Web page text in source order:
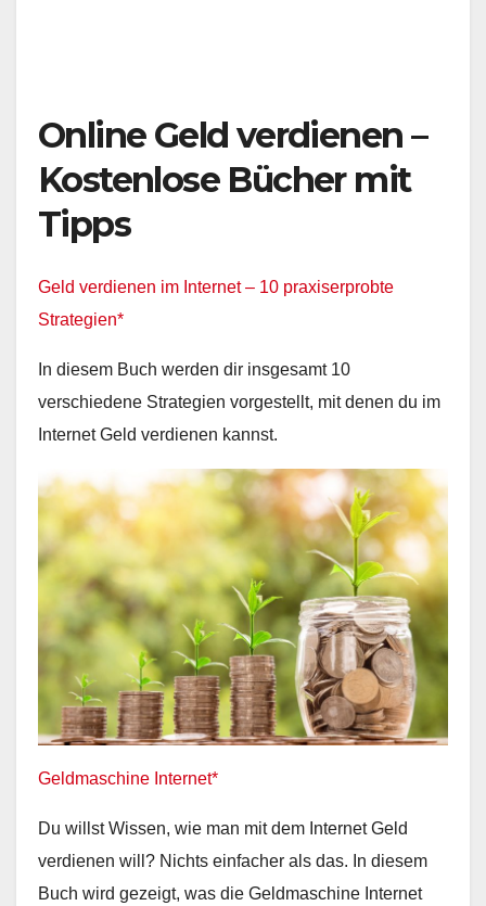
Online Geld verdienen –
Kostenlose Bücher mit
Tipps
Geld verdienen im Internet – 10 praxiserprobte
Strategien*
In diesem Buch werden dir insgesamt 10
verschiedene Strategien vorgestellt, mit denen du im
Internet Geld verdienen kannst.
Geldmaschine Internet*
Du willst Wissen, wie man mit dem Internet Geld
verdienen will? Nichts einfacher als das. In diesem
Buch wird gezeigt, was die Geldmaschine Internet